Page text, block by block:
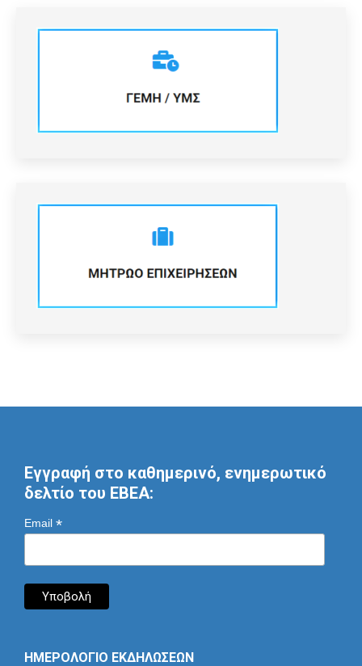
Εγγραφή στο καθημερινό, ενημερωτικό
δελτίο του ΕΒΕΑ:
Email *
ΗΜΕΡΟΛΟΓΙΟ ΕΚΔΗΛΩΣΕΩΝ